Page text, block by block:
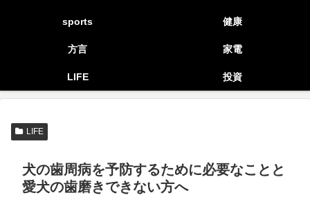
sports 健康
方言 家電
LIFE 投資
LIFE
犬の歯周病を予防するために必要なことと
愛犬の歯磨きできない方へ